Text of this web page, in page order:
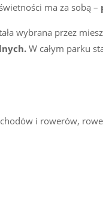
ma za sobą –
wybrana przez
W całym parku
i rowerów,